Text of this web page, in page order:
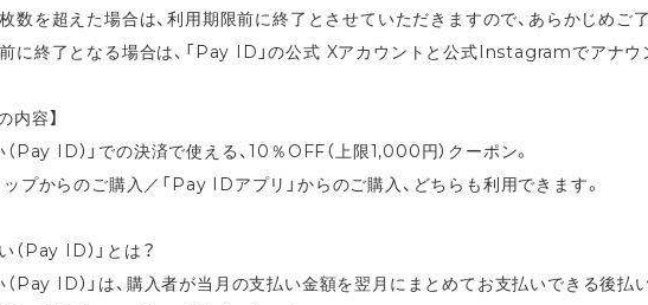
数を超えた場合は、利用期限前に終了とさせていただきますので、あらかじめご
に終了となる場合は、「Pay ID」の公式 Xアカウントと公式Instagramでアナウ
内容】
（Pay ID）」での決済で使える、10％OFF（上限1,000円）クーポン。
プからのご購入／「Pay IDアプリ」からのご購入、どちらも利用できます。
（Pay ID）」とは？
（Pay ID）」は、購入者が当月の支払い金額を翌月にまとめてお支払いできる後払